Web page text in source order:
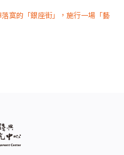
寞的「銀座街」，施行一場「藝